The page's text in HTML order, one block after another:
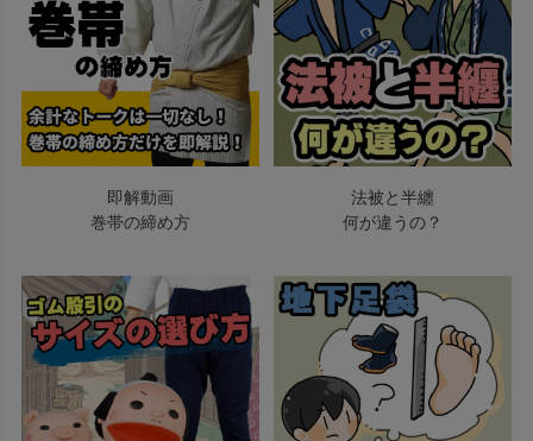
即解動画
巻帯の締め方
法被と半纏
何が違うの？